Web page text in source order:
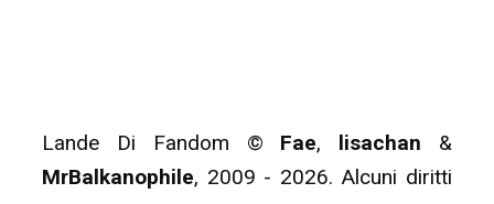
Lande Di Fandom © Fae, lisachan &
MrBalkanophile, 2009 - 2026. Alcuni diritti